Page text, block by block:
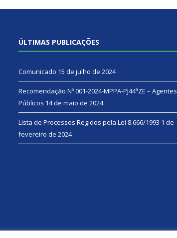
ÚLTIMAS PUBLICAÇÕES
Comunicado 15 de julho de 2024
Recomendação Nº 001-2024-MPPA-PJ44ªZE – Agentes
Públicos 14 de maio de 2024
Lista de Processos Regidos pela Lei 8.666/1993 1 de
fevereiro de 2024